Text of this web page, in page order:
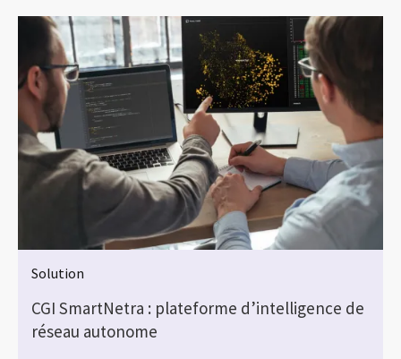
Solution
CGI SmartNetra : plateforme d’intelligence de
réseau autonome